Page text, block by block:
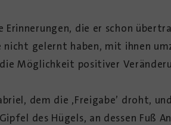
Erinnerungen, die er schon
gelernt haben, mit ihnen
Möglichkeit positiver
dem die ‚Freigabe’ droht,
des Hügels, an dessen Fuß